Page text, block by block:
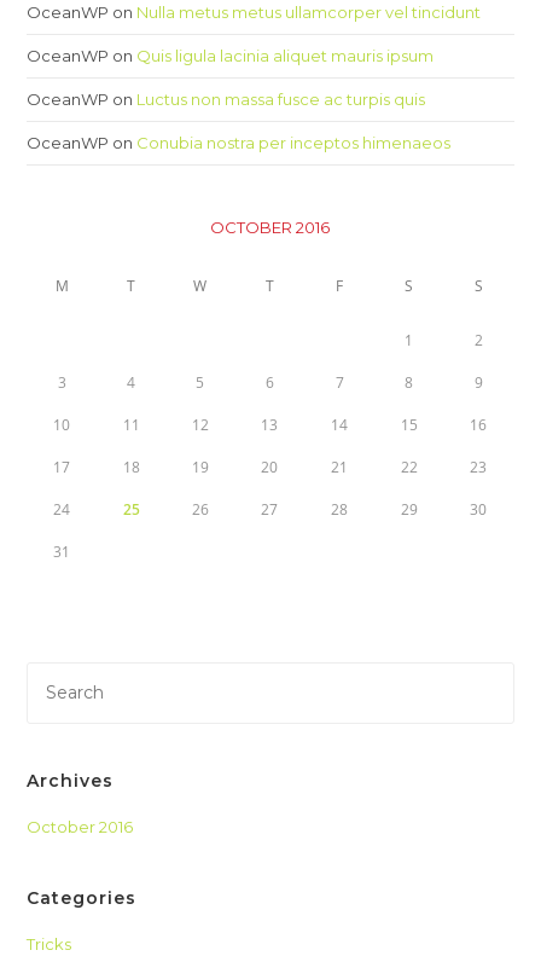
OceanWP on Nulla metus metus ullamcorper vel tincidunt
OceanWP on Quis ligula lacinia aliquet mauris ipsum
OceanWP on Luctus non massa fusce ac turpis quis
OceanWP on Conubia nostra per inceptos himenaeos
OCTOBER 2016
M T W T F S S
1 2
3 4 5 6 7 8 9
10 11 12 13 14 15 16
17 18 19 20 21 22 23
24 25 26 27 28 29 30
31
Archives
October 2016
Categories
Tricks